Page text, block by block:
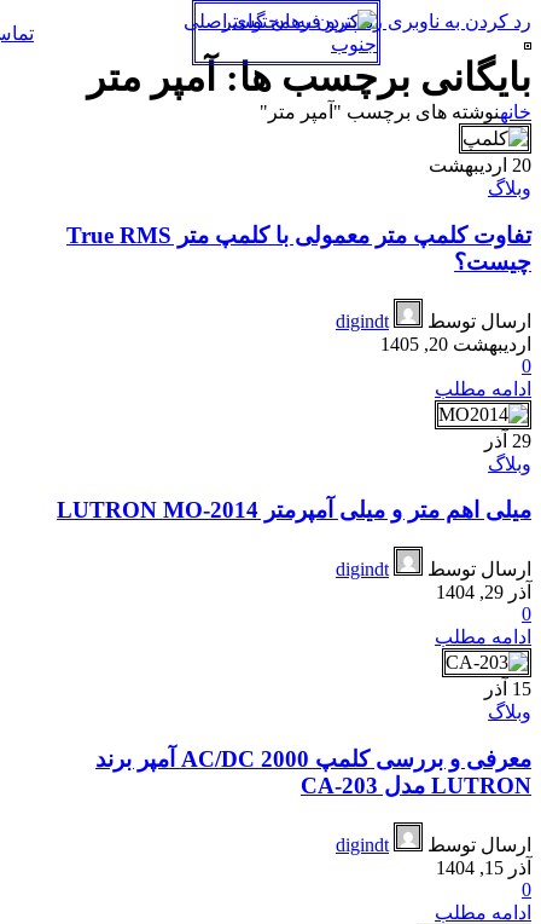
رد کردن به ناوبری رد کردن به محتوای اصلی
بایگانی برچسب ها: آمپر متر
خانهنوشته های برچسب "آمپر متر"
20 اردیبهشت
وبلاگ
تفاوت کلمپ متر معمولی با کلمپ متر True RMS
چیست؟
ارسال توسط
digindt
اردیبهشت 20, 1405
0
ادامه مطلب
29 آذر
وبلاگ
میلی اهم متر و میلی آمپرمتر LUTRON MO-2014
ارسال توسط
digindt
آذر 29, 1404
0
ادامه مطلب
15 آذر
وبلاگ
معرفی و بررسی کلمپ AC/DC 2000 آمپر برند
LUTRON مدل CA-203
ارسال توسط
digindt
آذر 15, 1404
0
ادامه مطلب